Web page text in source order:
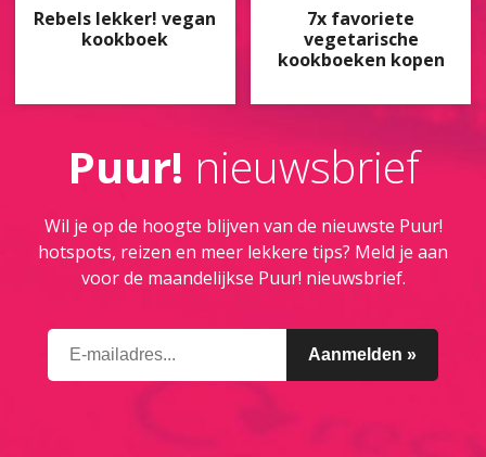
Rebels lekker! vegan
kookboek
7x favoriete
vegetarische
kookboeken kopen
Puur! nieuwsbrief
Wil je op de hoogte blijven van de nieuwste Puur!
hotspots, reizen en meer lekkere tips? Meld je aan
voor de maandelijkse Puur! nieuwsbrief.